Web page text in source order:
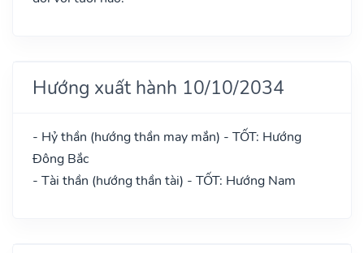
Hướng xuất hành 10/10/2034
- Hỷ thần (hướng thần may mắn) - TỐT: Hướng
Đông Bắc
- Tài thần (hướng thần tài) - TỐT: Hướng Nam